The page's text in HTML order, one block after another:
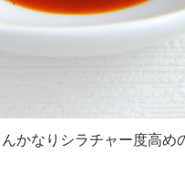
かなりシラチャー度高め